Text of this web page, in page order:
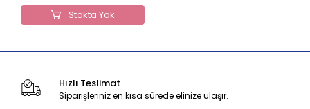
Stokta Yok
Hızlı Teslimat
Siparişleriniz en kısa sürede elinize ulaşır.